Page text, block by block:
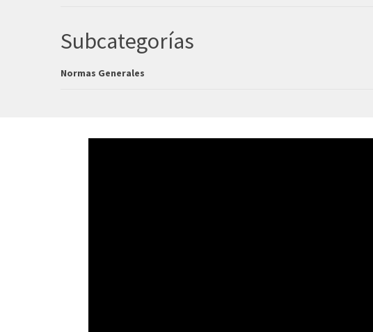
Subcategorías
Normas Generales